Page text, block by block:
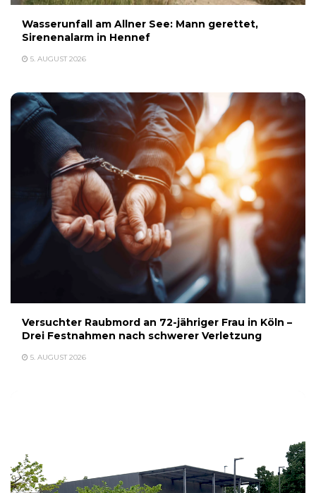
Wasserunfall am Allner See: Mann gerettet,
Sirenenalarm in Hennef
5. AUGUST 2026
Versuchter Raubmord an 72-jähriger Frau in Köln –
Drei Festnahmen nach schwerer Verletzung
5. AUGUST 2026